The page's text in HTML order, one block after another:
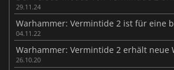
29.11.24
04.11.22
26.10.20